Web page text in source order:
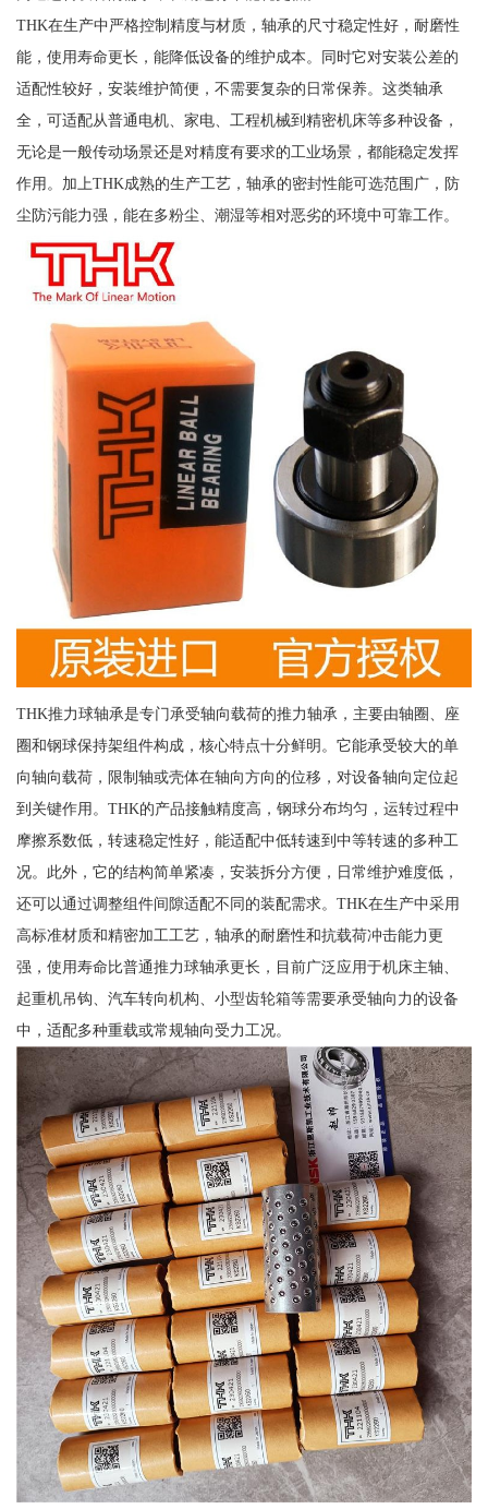
THK在生产中严格控制精度与材质，轴承的尺寸稳定性好，耐磨性
能，使用寿命更长，能降低设备的维护成本。同时它对安装公差的
适配性较好，安装维护简便，不需要复杂的日常保养。这类轴承
全，可适配从普通电机、家电、工程机械到精密机床等多种设备，
无论是一般传动场景还是对精度有要求的工业场景，都能稳定发挥
作用。加上THK成熟的生产工艺，轴承的密封性能可选范围广，防
尘防污能力强，能在多粉尘、潮湿等相对恶劣的环境中可靠工作。
THK推力球轴承是专门承受轴向载荷的推力轴承，主要由轴圈、座
圈和钢球保持架组件构成，核心特点十分鲜明。它能承受较大的单
向轴向载荷，限制轴或壳体在轴向方向的位移，对设备轴向定位起
到关键作用。THK的产品接触精度高，钢球分布均匀，运转过程中
摩擦系数低，转速稳定性好，能适配中低转速到中等转速的多种工
况。此外，它的结构简单紧凑，安装拆分方便，日常维护难度低，
还可以通过调整组件间隙适配不同的装配需求。THK在生产中采用
高标准材质和精密加工工艺，轴承的耐磨性和抗载荷冲击能力更
强，使用寿命比普通推力球轴承更长，目前广泛应用于机床主轴、
起重机吊钩、汽车转向机构、小型齿轮箱等需要承受轴向力的设备
中，适配多种重载或常规轴向受力工况。